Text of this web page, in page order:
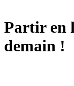
Partir en
demain !